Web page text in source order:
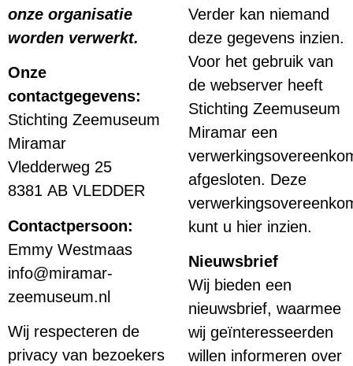
onze organisatie
worden verwerkt.
Onze
contactgegevens:
Stichting Zeemuseum
Miramar
Vledderweg 25
8381 AB VLEDDER
Contactpersoon:
Emmy Westmaas
info@miramar-
zeemuseum.nl
Wij respecteren de
privacy van bezoekers
Verder kan niemand
deze gegevens inzien.
Voor het gebruik van
de webserver heeft
Stichting Zeemuseum
Miramar een
afgesloten. Deze
kunt u hier inzien.
Nieuwsbrief
Wij bieden een
nieuwsbrief, waarmee
wij geïnteresseerden
willen informeren over